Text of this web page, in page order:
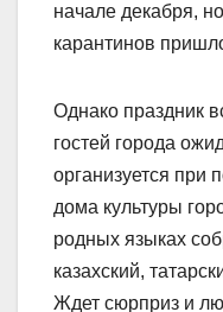
начале декабря,
карантинов
Однако праздник
гостей города
организуется при
дома культуры
родных языках
казахский,
Ждет сюрприз и